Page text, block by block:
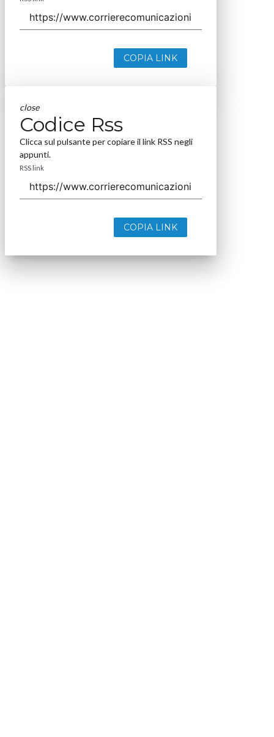
COPIA LINK
close
Codice Rss
Clicca sul pulsante per copiare il link RSS negli
appunti.
RSS link
COPIA LINK